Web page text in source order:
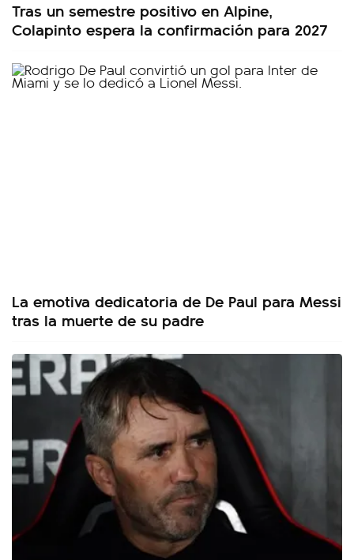
Tras un semestre positivo en Alpine,
Colapinto espera la confirmación para 2027
La emotiva dedicatoria de De Paul para Messi
tras la muerte de su padre